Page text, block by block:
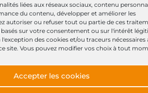
liées aux réseaux sociaux, contenu
du contenu, développer et améliorer les
autoriser ou refuser tout ou partie de ces
sur votre consentement ou sur l'intérêt
des cookies et/ou traceurs nécessaires
site. Vous pouvez modifier vos choix à tout
Accepter les cookies